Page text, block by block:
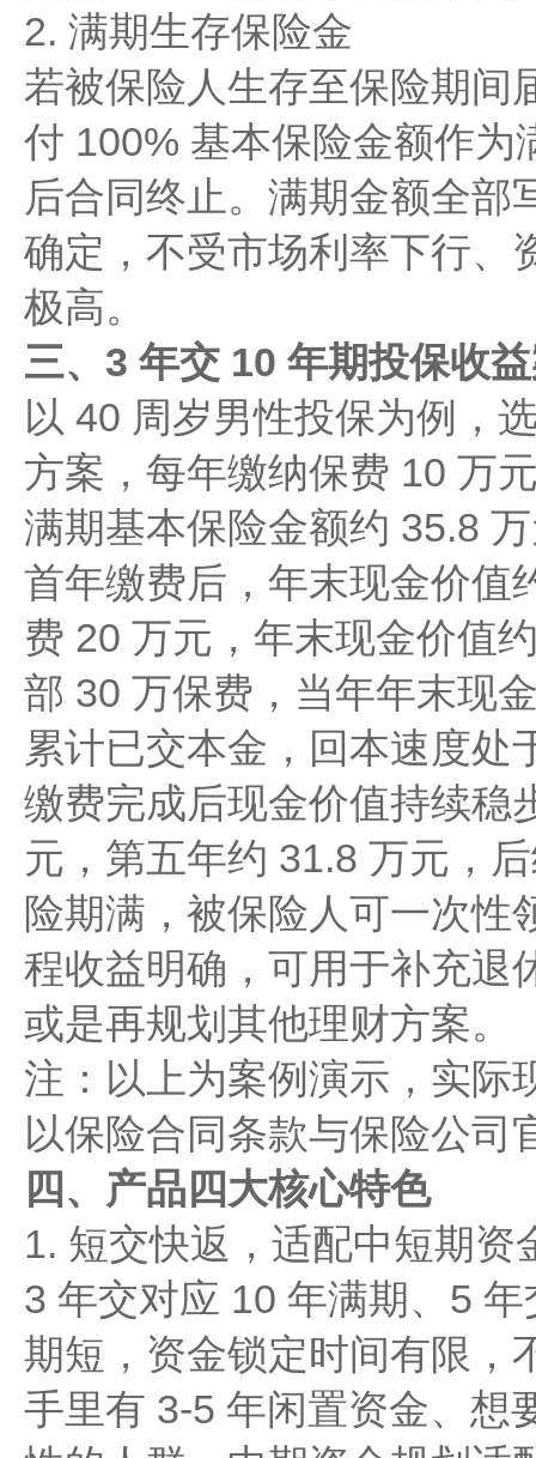
2. 满期生存保险金
若被保险人生存至保险期间
付 100% 基本保险金额作为
后合同终止。满期金额全部
确定，不受市场利率下行、
极高。
三、3 年交 10 年期投保收
以 40 周岁男性投保为例，
方案，每年缴纳保费 10 万
满期基本保险金额约 35.8
首年缴费后，年末现金价值
费 20 万元，年末现金价值
部 30 万保费，当年年末现
累计已交本金，回本速度处
缴费完成后现金价值持续稳
元，第五年约 31.8 万元，
险期满，被保险人可一次性
程收益明确，可用于补充退
或是再规划其他理财方案。
注：以上为案例演示，实际
以保险合同条款与保险公司
四、产品四大核心特色
1. 短交快返，适配中短期资
3 年交对应 10 年满期、5
期短，资金锁定时间有限，
手里有 3-5 年闲置资金、想